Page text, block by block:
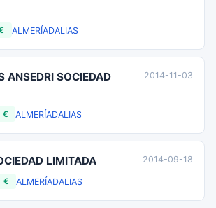
ALMERÍADALIAS
ANSEDRI SOCIEDAD
€ ALMERÍADALIAS
2014-11-03
LIMITADA
€ ALMERÍADALIAS
2014-09-18